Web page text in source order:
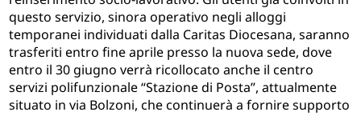
questo servizio, sinora operativo negli alloggi
temporanei individuati dalla Caritas Diocesana, saranno
trasferiti entro fine aprile presso la nuova sede, dove
entro il 30 giugno verrà ricollocato anche il centro
servizi polifunzionale “Stazione di Posta”, attualmente
situato in via Bolzoni, che continuerà a fornire supporto